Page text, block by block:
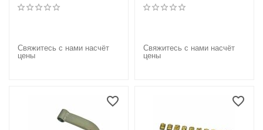
Свяжитесь с нами насчёт
цены
Свяжитесь с нами насчёт
цены